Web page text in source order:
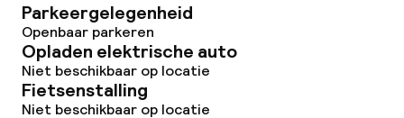
Parkeergelegenheid
Openbaar parkeren
Opladen elektrische auto
Niet beschikbaar op locatie
Fietsenstalling
Niet beschikbaar op locatie